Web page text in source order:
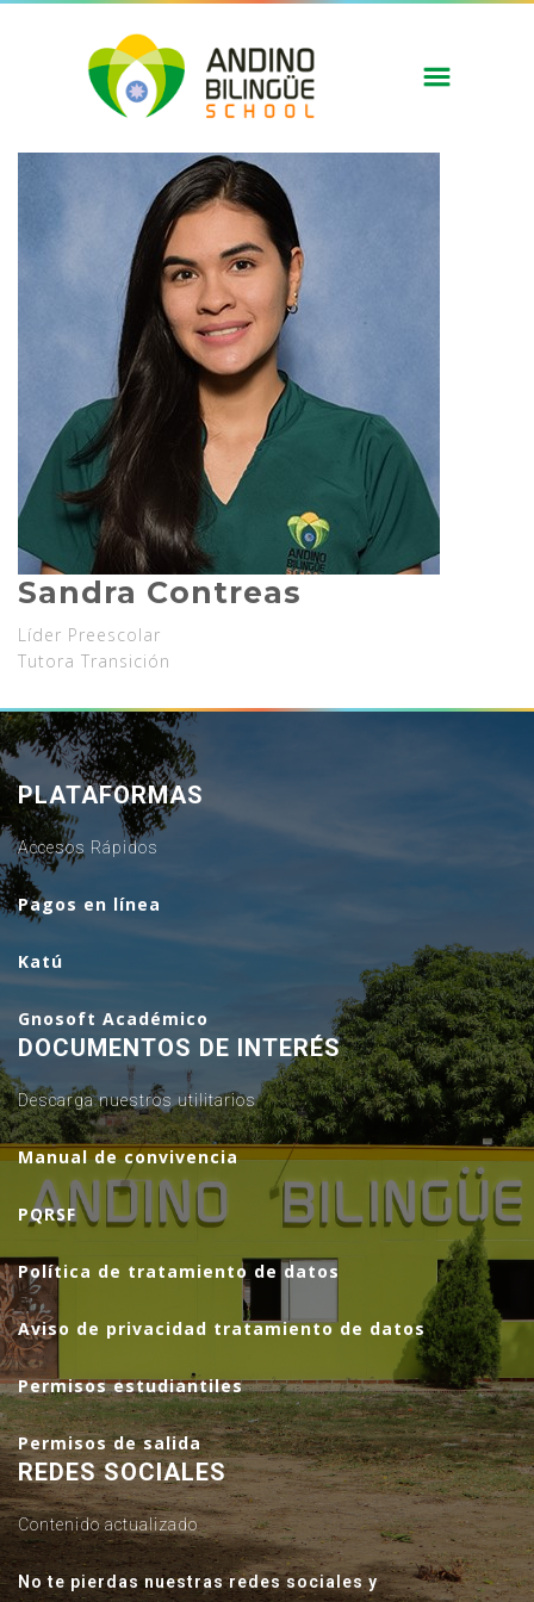
Sandra Contreas
Líder Preescolar
Tutora Transición
PLATAFORMAS
Accesos Rápidos
Pagos en línea
Katú
Gnosoft Académico
DOCUMENTOS DE INTERÉS
Descarga nuestros utilitarios
Manual de convivencia
PQRSF
Política de tratamiento de datos
Aviso de privacidad tratamiento de datos
Permisos estudiantiles
Permisos de salida
REDES SOCIALES
Contenido actualizado
No te pierdas nuestras redes sociales y